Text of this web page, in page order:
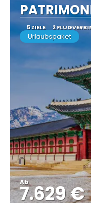
5 ZIELE 2
Urlaubspaket
Ab
7.629 €